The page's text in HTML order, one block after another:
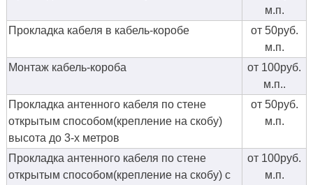
м.п.
Прокладка кабеля в кабель-коробе
от 50руб.
м.п.
Монтаж кабель-короба
от 100руб.
м.п..
Прокладка антенного кабеля по стене
открытым способом(крепление на скобу)
высота до 3-х метров
от 50руб.
м.п.
Прокладка антенного кабеля по стене
открытым способом(крепление на скобу) с
от 100руб.
м.п.